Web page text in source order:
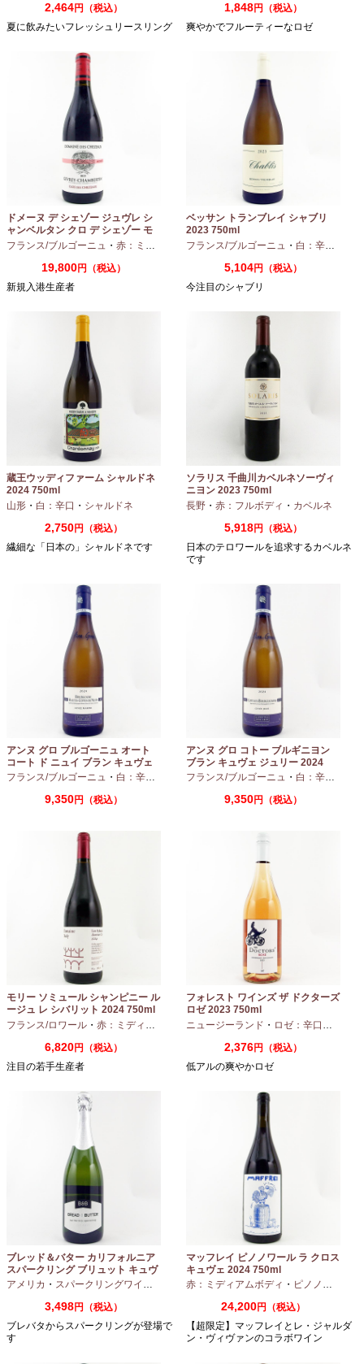
2,464円（税込）
夏に飲みたいフレッシュリースリング
1,848円（税込）
爽やかでフルーティーなロゼ
ドメーヌ デ シェゾー ジュヴレ シ
ャンベルタン クロ デ シェゾー モ
ノポール 2023 750ml
フランス/ブルゴーニュ ・ 赤：ミディアムボディ ・ピノノワール
19,800円（税込）
新規入港生産者
ベッサン トランブレイ シャブリ
2023 750ml
フランス/ブルゴーニュ ・ 白：辛口
5,104円（税込）
今注目のシャブリ
蔵王ウッディファーム シャルドネ
2024 750ml
山形 ・ 白：辛口 ・ シャルドネ
2,750円（税込）
繊細な「日本の」シャルドネです
ソラリス 千曲川カベルネソーヴィ
ニヨン 2023 750ml
長野 ・ 赤：フルボディ ・ カベルネ
5,918円（税込）
日本のテロワールを追求するカベルネ
です
アンヌ グロ ブルゴーニュ オート
コート ド ニュイ ブラン キュヴェ
マリーヌ 2024 750ml
フランス/ブルゴーニュ ・ 白：辛口 シャルドネ
9,350円（税込）
アンヌ グロ コトー ブルギニヨン
ブラン キュヴェ ジュリー 2024
フランス/ブルゴーニュ ・ 白：辛口
9,350円（税込）
モリー ソミュール シャンピニー ル
ージュ レ シバリット 2024 750ml
フランス/ロワール ・ 赤：ミディアムボディ ・ カベルネフラン
6,820円（税込）
注目の若手生産者
フォレスト ワインズ ザ ドクターズ
ロゼ 2023 750ml
ニュージーランド ・ ロゼ：辛口
2,376円（税込）
低アルの爽やかロゼ
ブレッド＆バター カリフォルニア
スパークリング ブリュット キュヴ
ェ NV 750ml
アメリカ ・ スパークリングワイン シャルドネ
3,498円（税込）
ブレバタからスパークリングが登場で
す
マッフレイ ピノノワール ラ クロス
キュヴェ 2024 750ml
赤：ミディアムボディ ・ ピノノワール
24,200円（税込）
【超限定】マッフレイとレ・ジャルダ
ン・ヴィヴァンのコラボワイン